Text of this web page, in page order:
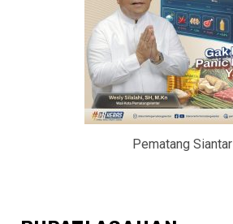
Pematang Siantar